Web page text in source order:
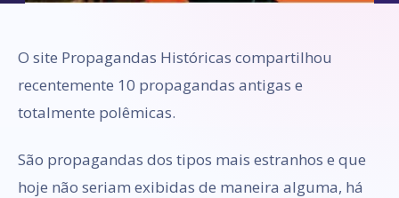
O site Propagandas Históricas compartilhou
recentemente 10 propagandas antigas e
totalmente polêmicas.
São propagandas dos tipos mais estranhos e que
hoje não seriam exibidas de maneira alguma, há